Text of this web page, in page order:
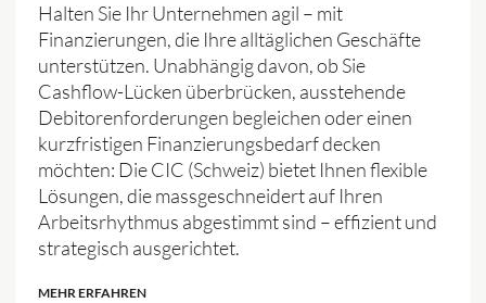
Halten Sie Ihr Unternehmen agil – mit
Finanzierungen, die Ihre alltäglichen Geschäfte
unterstützen. Unabhängig davon, ob Sie
Cashflow-Lücken überbrücken, ausstehende
Debitorenforderungen begleichen oder einen
kurzfristigen Finanzierungsbedarf decken
möchten: Die CIC (Schweiz) bietet Ihnen flexible
Lösungen, die massgeschneidert auf Ihren
Arbeitsrhythmus abgestimmt sind – effizient und
strategisch ausgerichtet.
MEHR ERFAHREN